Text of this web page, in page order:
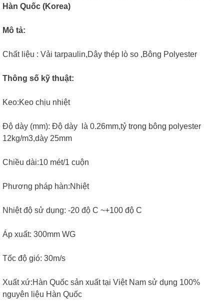
Hàn Quốc (Korea)
Mô tả:
Chất liệu : Vải tarpaulin,Dây thép lò so ,Bông Polyester
Thông số kỹ thuật:
Keo:Keo chịu nhiệt
Độ dày (mm): Độ dày là 0.26mm,tỷ trọng bông polyester
12kg/m3,dày 25mm
Chiều dài:10 mét/1 cuộn
Phương pháp hàn:Nhiệt
Nhiệt độ sử dụng: -20 độ C ~+100 độ C
Áp xuất: 300mm WG
Tốc độ gió: 30m/s
Xuất xứ:Hàn Quốc sản xuất tại Việt Nam sử dụng 100%
nguyên liệu Hàn Quốc